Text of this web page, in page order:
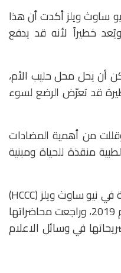
ساوث ويلز أكدت أن هذا
خطيراً لأنه قد يدفع
أن يحل محل حليب الأم،
قد تعرّض الرضع لسوء
من أهمية المضادات
منقذة للحياة ومبنية
أجرت لجنة شكاوى الرعاية الصحية في نيو ساوث ويلز (HCCC)
تحقيقاً شاملاً في ممارساتها عام 2019، وراجعت محاضراتها
في وسائل الاعلام